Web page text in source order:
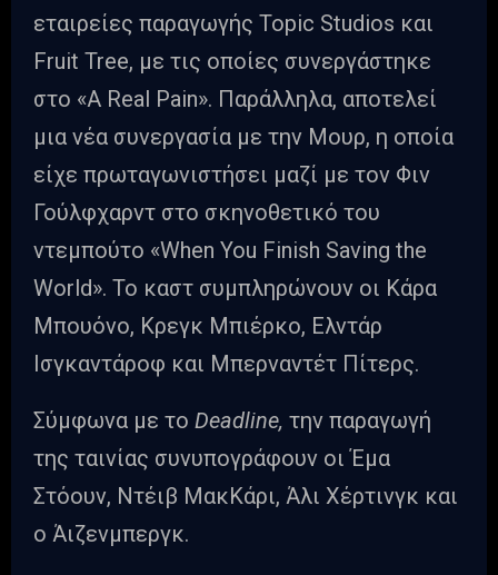
εταιρείες παραγωγής Topic Studios και
Fruit Tree, με τις οποίες συνεργάστηκε
στο «A Real Pain». Παράλληλα, αποτελεί
μια νέα συνεργασία με την Μουρ, η οποία
είχε πρωταγωνιστήσει μαζί με τον Φιν
Γούλφχαρντ στο σκηνοθετικό του
ντεμπούτο «When You Finish Saving the
World». Το καστ συμπληρώνουν οι Κάρα
Μπουόνο, Κρεγκ Μπιέρκο, Ελντάρ
Ισγκαντάροφ και Μπερναντέτ Πίτερς.
Σύμφωνα με το Deadline, την παραγωγή
της ταινίας συνυπογράφουν οι Έμα
Στόουν, Ντέιβ ΜακΚάρι, Άλι Χέρτινγκ και
ο Άιζενμπεργκ.